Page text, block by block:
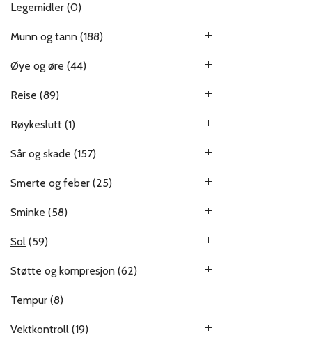
Legemidler (0)
Munn og tann (188)
Øye og øre (44)
Reise (89)
Røykeslutt (1)
Sår og skade (157)
Smerte og feber (25)
Sminke (58)
Sol (59)
Støtte og kompresjon (62)
Tempur (8)
Vektkontroll (19)